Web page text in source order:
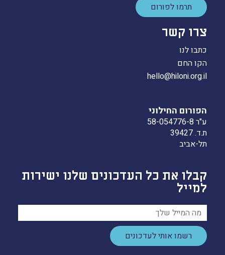
תרמו לפורום
צרו קשר
כתבו לנו
הקו החם
hello@hiloni.org.il
קבלו את כל העדכונים שלנו ישירות
למייל
רשמו אותי לעדכונים
הפורום החילוני
ע"ר 58-054776-8
ת.ד. 39427
תל-אביב